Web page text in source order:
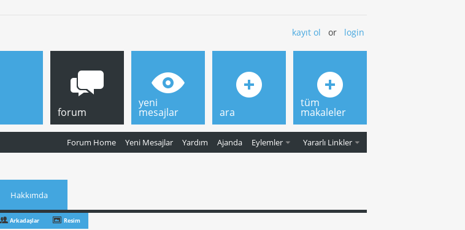
kayıt ol or login
forum
Forum Home Yeni Mesajlar Yardım Ajanda Eylemler Yararlı Linkler
yeni
mesajlar ara
tüm
makaleler
Hakkımda
Arkadaşlar Resim